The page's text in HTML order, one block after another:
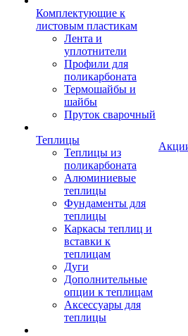
Комплектующие к
листовым пластикам
Лента и
уплотнители
Профили для
поликарбоната
Термошайбы и
шайбы
Пруток сварочный
Теплицы
Теплицы из
поликарбоната
Алюминиевые
теплицы
Фундаменты для
теплицы
Каркасы теплиц и
вставки к
теплицам
Дуги
Дополнительные
опции к теплицам
Аксессуары для
теплицы